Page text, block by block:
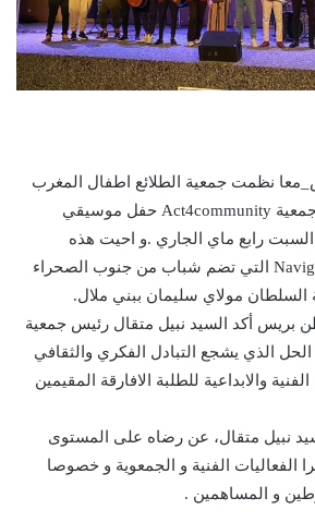
نظمت جمعية الطلائع اطفال المغرب
فرع خريبكة بشراكة مع جمعية Act4community حفل موسيقي
السبت رابع ماي الجاري .و احيت هذه
الأمسية مجموعة Navigateurs التي تضم شباب من جنوب الصحراء
السلطان مولاي سليمان ببني ملال.
بريس أكد السيد نبيل متقال رئيس جمعية
الحل الذي يشجع التبادل الفكري والثقافي
والابداعية للطلبة الافارقة المقيمين
نبيل متقال، عن رضاه على المستوى
الفعاليات الفنية و الجمعوية و خصوصا
و المساهمين .